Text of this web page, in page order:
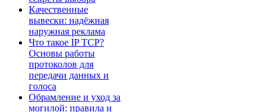
Качественные
вывески: надёжная
наружная реклама
Что такое IP TCP?
Основы работы
протоколов для
передачи данных и
голоса
Обрамление и уход за
могилой: правила и